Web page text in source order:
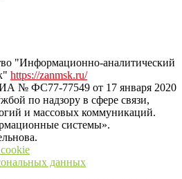
дня в Тульской области на сайте
"Информационно-аналитический
https://zanmsk.ru/
№ ФС77-77549 от 17 января 2020
по надзору в сфере связи,
и массовых коммуникаций.
системы».
данных